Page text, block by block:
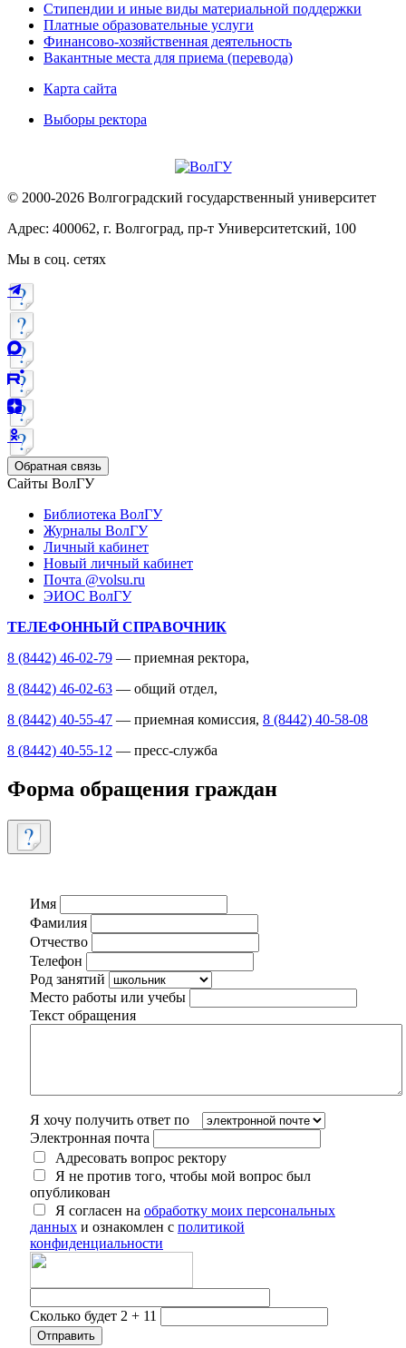
Стипендии и иные виды материальной поддержки
Платные образовательные услуги
Финансово-хозяйственная деятельность
Вакантные места для приема (перевода)
Карта сайта
Выборы ректора
© 2000-2026 Волгоградский государственный университет
Адрес: 400062, г. Волгоград, пр-т Университетский, 100
Мы в соц. сетях
Обратная связь
Сайты ВолГУ
Библиотека ВолГУ
Журналы ВолГУ
Личный кабинет
Новый личный кабинет
Почта @volsu.ru
ЭИОС ВолГУ
ТЕЛЕФОННЫЙ СПРАВОЧНИК
8 (8442) 46-02-79 — приемная ректора,
8 (8442) 46-02-63 — общий отдел,
8 (8442) 40-55-47 — приемная комиссия, 8 (8442) 40-58-08
8 (8442) 40-55-12 — пресс-служба
Форма обращения граждан
Имя
Фамилия
Отчество
Телефон
Род занятий
Место работы или учебы
Текст обращения
Я хочу получить ответ по
Электронная почта
Адресовать вопрос ректору
Я не против того, чтобы мой вопрос был
опубликован
Я согласен на обработку моих персональных
данных и ознакомлен с политикой
конфиденциальности
Сколько будет 2 + 11